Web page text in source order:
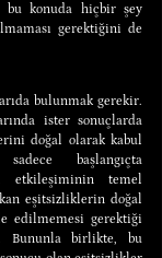
bu konuda hiçbir şey
gerektiğini de
bulunmak gerekir.
ister sonuçlarda
doğal olarak kabul
başlangıçta
etkileşiminin temel
eşitsizliklerin doğal
edilmemesi gerektiği
Bununla birlikte, bu